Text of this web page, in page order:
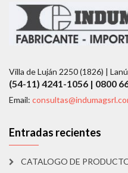
Villa de Luján 2250 (1826) |
(54-11) 4241-1056 | 0800
Email:
Entradas recientes
CATALOGO DE